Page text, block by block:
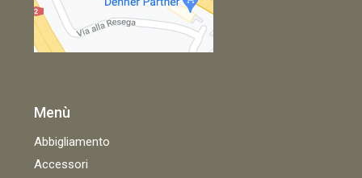
Menù
Abbigliamento
Accessori